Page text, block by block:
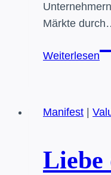
Märkte
Weiterlesen
Manifest
Liebe